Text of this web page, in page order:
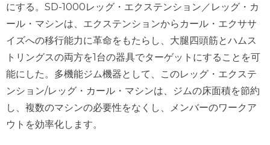
にする。SD-1000レッグ・エクステンション／レッグ・カ
ール・マシンは、エクステンションからカール・エクササ
イズへの移行能力に革命をもたらし、大腿四頭筋とハムス
トリングスの両方を1台の器具でターゲットにすることを可
能にした。多機能ジム機器として、このレッグ・エクステ
ンション/レッグ・カール・マシンは、ジムの床面積を節約
し、複数のマシンの必要性をなくし、メンバーのワークア
ウトを効率化します。